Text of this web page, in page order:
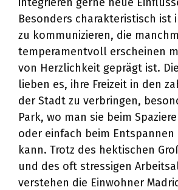
Besonders charakteristisch ist
zu kommunizieren, die
temperamentvoll erscheinen
von Herzlichkeit geprägt ist.
lieben es, ihre Freizeit in den
der Stadt zu verbringen,
Park, wo man sie beim
oder einfach beim
kann. Trotz des hektischen
und des oft stressigen
verstehen die Einwohner